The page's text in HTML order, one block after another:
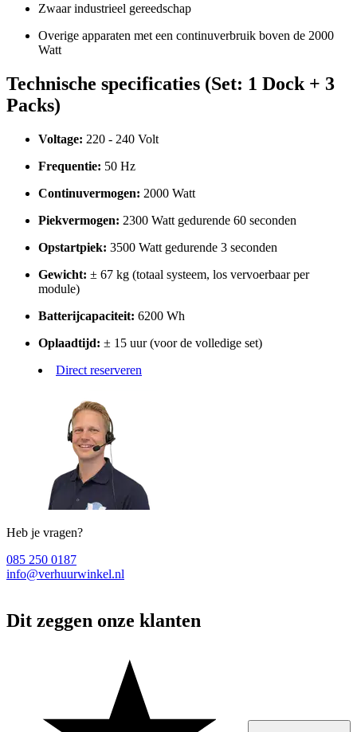
Zwaar industrieel gereedschap
Overige apparaten met een continuverbruik boven de 2000
Watt
Technische specificaties (Set: 1 Dock + 3
Packs)
Voltage: 220 - 240 Volt
Frequentie: 50 Hz
Continuvermogen: 2000 Watt
Piekvermogen: 2300 Watt gedurende 60 seconden
Opstartpiek: 3500 Watt gedurende 3 seconden
Gewicht: ± 67 kg (totaal systeem, los vervoerbaar per
module)
Batterijcapaciteit: 6200 Wh
Oplaadtijd: ± 15 uur (voor de volledige set)
Direct reserveren
Heb je vragen?
085 250 0187
info@verhuurwinkel.nl
Dit zeggen onze klanten